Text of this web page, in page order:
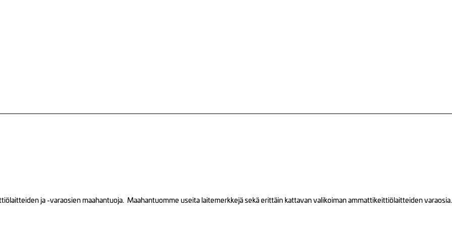
ja -varaosien maahantuoja. Maahantuomme useita laitemerkkejä sekä erittäin kattavan valikoiman ammattikeittiölaitteiden varaosia.